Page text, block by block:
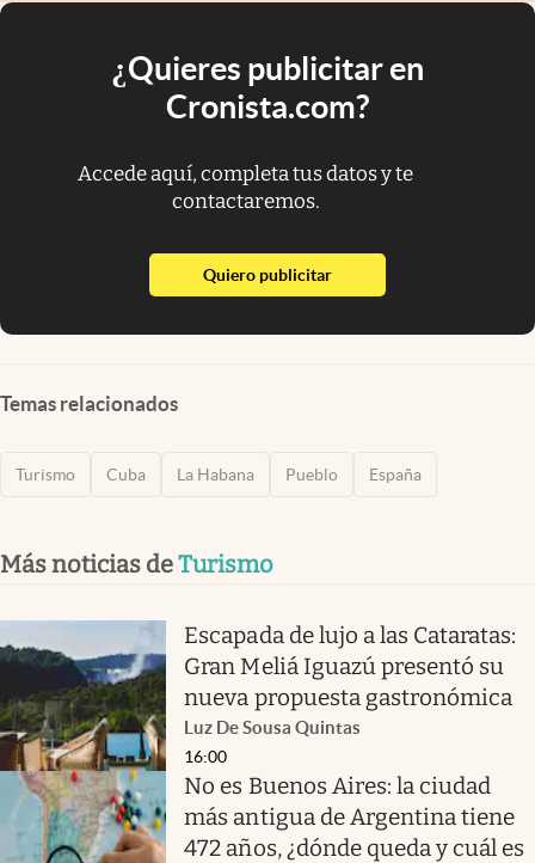
¿Quieres publicitar en
Cronista.com?
Accede aquí, completa tus datos y te
contactaremos.
Quiero publicitarabre en nueva pestaña
Temas relacionados
Turismo Cuba La Habana Pueblo España
Más noticias deTurismo
Escapada de lujo a las Cataratas:
Gran Meliá Iguazú presentó su
nueva propuesta gastronómica
Luz De Sousa Quintas
16:00
No es Buenos Aires: la ciudad
más antigua de Argentina tiene
472 años, ¿dónde queda y cuál es